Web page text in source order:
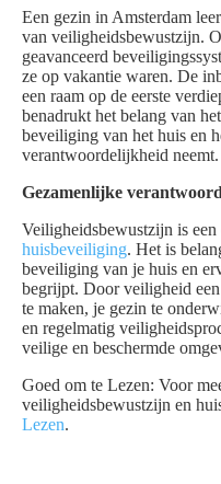
Een gezin in Amsterdam
van veiligheidsbewustzijn.
geavanceerd
ze op vakantie waren. De
een raam op de eerste
benadrukt het belang van
beveiliging van het huis en
verantwoordelijkheid neemt.
Gezamenlijke
Veiligheidsbewustzijn is een
huisbeveiliging. Het is
beveiliging van je huis en
begrijpt. Door veiligheid
te maken, je gezin te
en regelmatig
veilige en beschermde
Goed om te Lezen: Voor
veiligheidsbewustzijn en
Lezen.